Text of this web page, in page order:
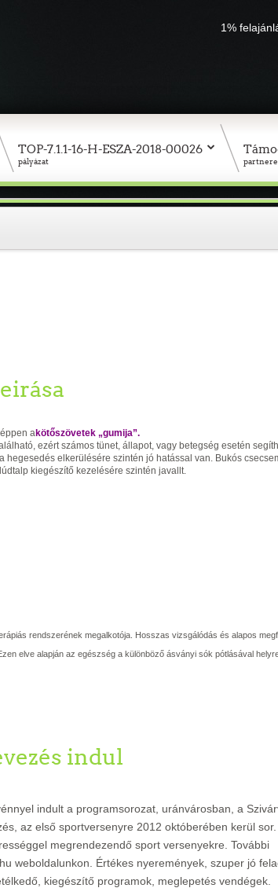
1%
TOP-7.1.1-16-H-ESZA-2018-00026
pályázat
akötőszövetek „gumija”.
ezért számos tünet, állapot, vagy betegség esetén
elkerülésére szintén jó hatással van. Bukós
kiegészítő kezelésére szintén javallt.
rendszerének megalkotója. Hosszas vizsgálódás és alapos
elve alapján az egészség a különböző ásványi sók pótlásával
indul
indult a programsorozat, uránvárosban, a
az első sportversenyre 2012 októberében kerül sor.
megrendezendő sport versenyekre. További
weboldalunkon. Értékes nyeremények, szuper jó
kiegészítő programok, meglepetés vendégek.